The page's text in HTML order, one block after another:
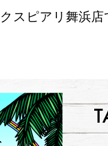
スピアリ舞浜